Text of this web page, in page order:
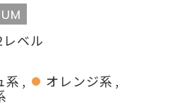
ベル
系
オレンジ系